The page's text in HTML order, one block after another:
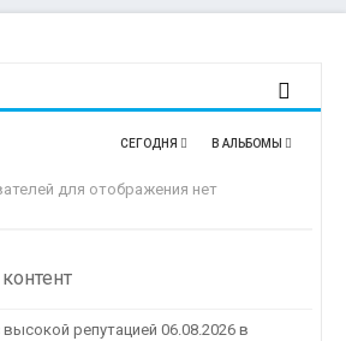
В АЛЬБОМЫ
СЕГОДНЯ
для отображения нет
репутацией 06.08.2026 в